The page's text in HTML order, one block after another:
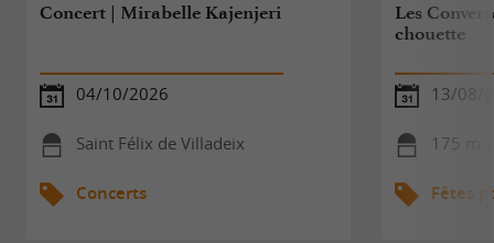
Concert | Mirabelle Kajenjeri
04/10/2026
Saint Félix de Villadeix
Concerts
Les
chouette
13/08/
175 m
Fêtes